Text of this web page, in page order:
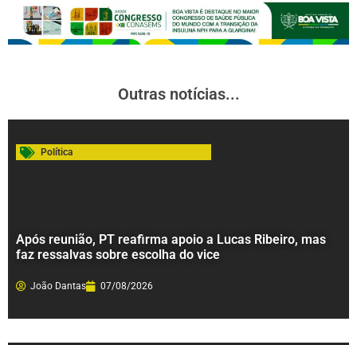
Outras notícias...
Política
Após reunião, PT reafirma apoio a Lucas Ribeiro, mas
faz ressalvas sobre escolha do vice
João Dantas 07/08/2026